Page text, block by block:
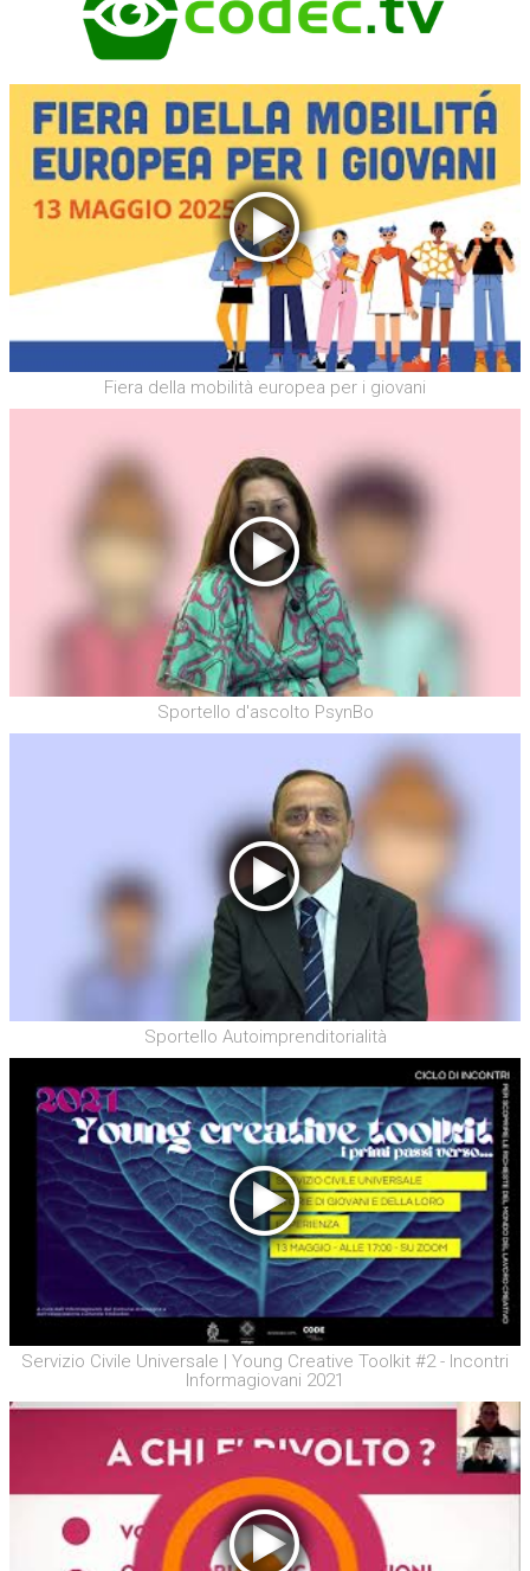
Fiera della mobilità europea per i giovani
Sportello d'ascolto PsynBo
Sportello Autoimprenditorialità
Servizio Civile Universale | Young Creative Toolkit #2 - Incontri
Informagiovani 2021